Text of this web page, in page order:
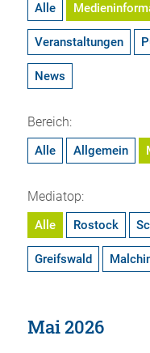
Alle
Veranstaltungen
News
Bereich:
Alle Allgemein
Mediatop:
Alle Rostock
Greifswald
Mai 2026